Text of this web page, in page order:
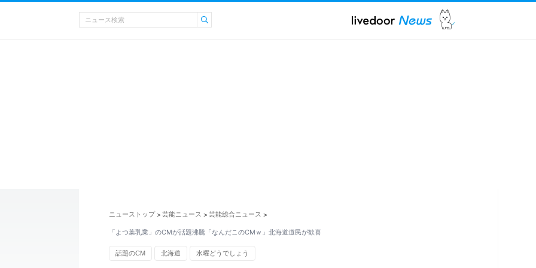
ニューストップ > 芸能ニュース > 芸能総合ニュース >
「よつ葉乳業」のCMが話題沸騰「なんだこのCMｗ」北海道道民が歓喜
話題のCM 北海道 水曜どうでしょう